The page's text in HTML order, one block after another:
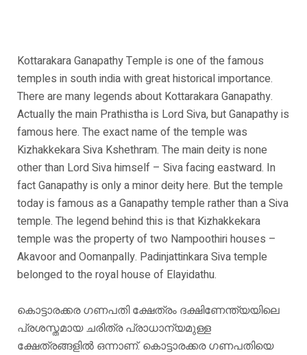
Kottarakara Ganapathy Temple is one of the famous
temples in south india with great historical importance.
There are many legends about Kottarakara Ganapathy.
Actually the main Prathistha is Lord Siva, but Ganapathy is
famous here. The exact name of the temple was
Kizhakkekara Siva Kshethram. The main deity is none
other than Lord Siva himself – Siva facing eastward. In
fact Ganapathy is only a minor deity here. But the temple
today is famous as a Ganapathy temple rather than a Siva
temple. The legend behind this is that Kizhakkekara
temple was the property of two Nampoothiri houses –
Akavoor and Oomanpally. Padinjattinkara Siva temple
belonged to the royal house of Elayidathu.
കൊട്ടാരക്കര ഗണപതി ക്ഷേത്രം ദക്ഷിണേന്ത്യയിലെ
പ്രശസ്തമായ ചരിത്ര പ്രാധാന്യമുള്ള
ക്ഷേത്രങ്ങളിൽ ഒന്നാണ്. കൊട്ടാരക്കര ഗണപതിയെ